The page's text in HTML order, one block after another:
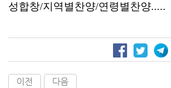
성합창/지역별찬양/연령별찬양.....
이전 다음